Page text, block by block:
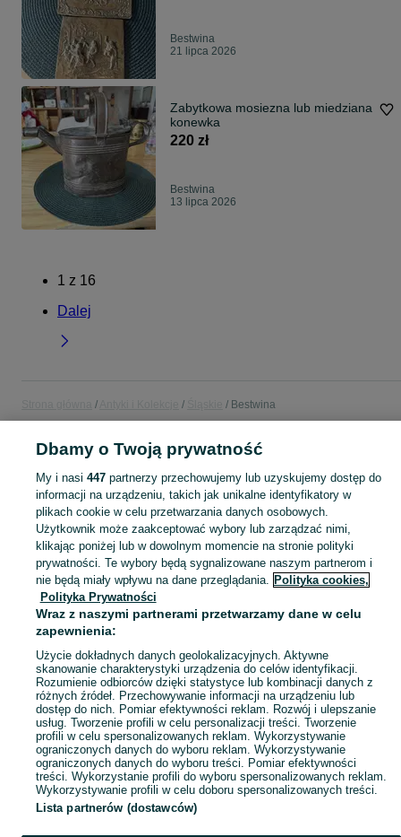
Bestwina
21 lipca 2026
Zabytkowa mosiezna lub miedziana
konewka
220 zł
Bestwina
13 lipca 2026
1 z 16
Dalej
Bestwina
ANTYKI I KOLEKCJE
KATEGORIA
Antyki i przedmioty kolekcjonerskie na OLX – odkryj wyjątkowe oferty antyków i rzadkich przedmiotów. Sprawdź unikalne kolekcje! Bestwina i okolice. Zobacz
Mapa kategorii
Mapa miejscowości
Mapa ministron
Popularne wyszukiwania
Dbamy o Twoją prywatność
My i nasi 447partnerzy przechowujemy lub uzyskujemy dostęp do
informacji na urządzeniu, takich jak unikalne identyfikatory w
plikach cookie w celu przetwarzania danych osobowych.
Użytkownik może zaakceptować wybory lub zarządzać nimi,
klikając poniżej lub w dowolnym momencie na stronie polityki
prywatności. Te wybory będą sygnalizowane naszym partnerom i
nie będą miały wpływu na dane przeglądania. Polityka cookies,
Polityka Prywatności
Wraz z naszymi partnerami przetwarzamy dane w celu
zapewnienia:
Użycie dokładnych danych geolokalizacyjnych. Aktywne
skanowanie charakterystyki urządzenia do celów identyfikacji.
Rozumienie odbiorców dzięki statystyce lub kombinacji danych z
różnych źródeł. Przechowywanie informacji na urządzeniu lub
dostęp do nich. Pomiar efektywności reklam. Rozwój i ulepszanie
usług. Tworzenie profili w celu personalizacji treści. Tworzenie
profili w celu spersonalizowanych reklam. Wykorzystywanie
ograniczonych danych do wyboru reklam. Wykorzystywanie
ograniczonych danych do wyboru treści. Pomiar efektywności
treści. Wykorzystanie profili do wyboru spersonalizowanych reklam.
Wykorzystywanie profili w celu doboru spersonalizowanych treści.
Lista partnerów (dostawców)